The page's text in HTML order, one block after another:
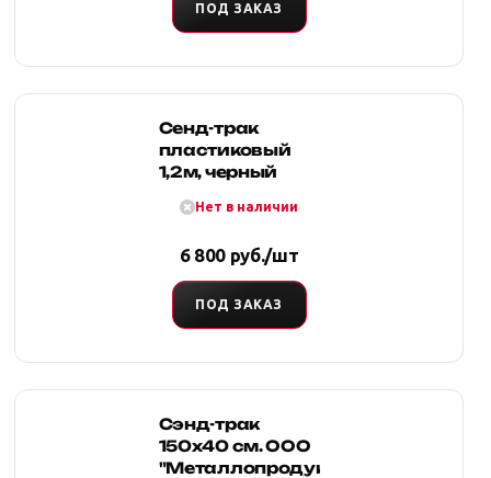
ПОД ЗАКАЗ
Сенд-трак
пластиковый
1,2м, черный
Нет в наличии
6 800 руб./шт
ПОД ЗАКАЗ
Сэнд-трак
150x40 см. ООО
"Металлопродукция"